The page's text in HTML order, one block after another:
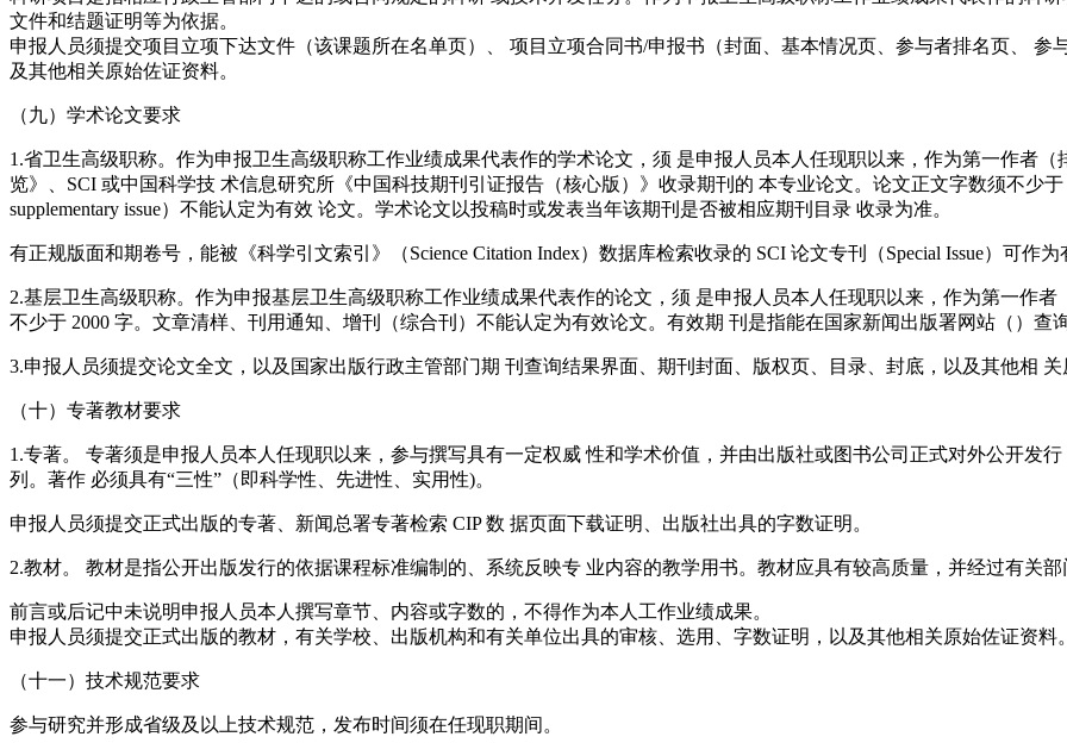
文件和结题证明等为依据。
申报人员须提交项目立项下达文件（该课题所在名单页）、 项目立项合同书/申报书（封面、基本情况页、参与者排名页、
及其他相关原始佐证资料。
（九）学术论文要求
1.省卫生高级职称。作为申报卫生高级职称工作业绩成果代表作的学术论文，须 是申报人员本人任现职以来，作为第一作者
览》、SCI 或中国科学技 术信息研究所《中国科技期刊引证报告（核心版）》收录期刊的 本专业论文。论文正文字数须不少
supplementary issue）不能认定为有效 论文。学术论文以投稿时或发表当年该期刊是否被相应期刊目录 收录为准。
有正规版面和期卷号，能被《科学引文索引》（Science Citation Index）数据库检索收录的 SCI 论文专刊（Special Issue）可作为
2.基层卫生高级职称。作为申报基层卫生高级职称工作业绩成果代表作的论文，须 是申报人员本人任现职以来，作为第一作
不少于 2000 字。文章清样、刊用通知、增刊（综合刊）不能认定为有效论文。有效期 刊是指能在国家新闻出版署网站（）查
3.申报人员须提交论文全文，以及国家出版行政主管部门期 刊查询结果界面、期刊封面、版权页、目录、封底，以及其他相 关
（十）专著教材要求
1.专著。 专著须是申报人员本人任现职以来，参与撰写具有一定权威 性和学术价值，并由出版社或图书公司正式对外公开发
列。著作 必须具有“三性”（即科学性、先进性、实用性)。
申报人员须提交正式出版的专著、新闻总署专著检索 CIP 数 据页面下载证明、出版社出具的字数证明。
2.教材。 教材是指公开出版发行的依据课程标准编制的、系统反映专 业内容的教学用书。教材应具有较高质量，并经过有关部
前言或后记中未说明申报人员本人撰写章节、内容或字数的，不得作为本人工作业绩成果。
申报人员须提交正式出版的教材，有关学校、出版机构和有关单位出具的审核、选用、字数证明，以及其他相关原始佐证资料。
（十一）技术规范要求
参与研究并形成省级及以上技术规范，发布时间须在任现职期间。